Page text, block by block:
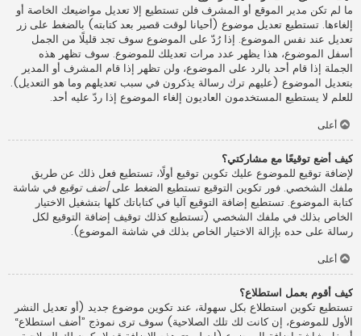
ما لم تكن مدير الموقع أو المشرف فلن تستطيع إلا تعديل مواضيعك الخاصة أو
إلغاءها. تستطيع تعديل موضوع (أحيانا لوقت قصير بعد كتابته) بالضغط على زر
تعديل عند نفس الموضوع. إذا رُدّ على الموضوع سوف تجد قليلًا من الجمل
أسفل الموضوع، هذا يظهر عدد مرات تعديلك للموضوع. سوف تظهر هذه
الجملة إذا قام أحد بالرد على الموضوع، ولن تظهر إذا قام المشرف أو المدير
بتعديل الموضوع (عليهم ترك رسالة يذكرون في سبب تعديلهم وما هو التعديل).
للعلم لا يستطيع المستخدمون العاديون إلغاء الموضوع إذا ردّ عليه أحد.
أعلى
كيف أضع توقيعًا مع مشاركتي؟
لإضافة توقيع للموضوع عليك تكوين توقيع أولًا، تستطيع فعل ذلك عن طريق
ملفك الشخصي. فور تكوين التوقيع تستطيع الضغط علىأضف توقيع في شاشة
كتابة الموضوع. تستطيع إضافة التوقيع آليا في كتاباتك كلها بتشغيل الاختيار
الخاص بذلك في ملفك الشخصي (تستطيع كذلك توقيف إضافة التوقيع لكل
رسالة على حده بإزالة الاختيار الخاص بذلك في شاشة الموضوع).
أعلى
كيف أقوم بعمل استطلاع؟
تستطيع تكوين استطلاع بكل سهولة، عند تكوين موضوع جديد (أو تعديل النشر
الأول للموضوع، إن كانت لك تلك الصلاحية) سوف ترى نموذج ”أضف استطلاع“